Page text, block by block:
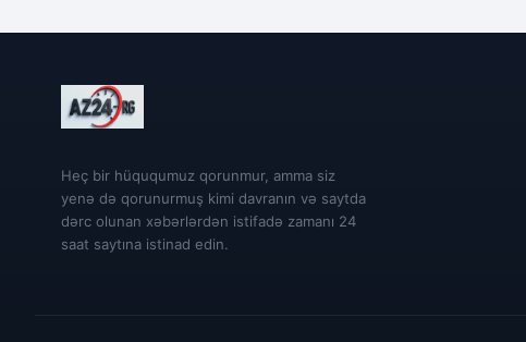
Heç bir hüququmuz qorunmur, amma siz
yenə də qorunurmuş kimi davranın və saytda
dərc olunan xəbərlərdən istifadə zamanı 24
saat saytına istinad edin.